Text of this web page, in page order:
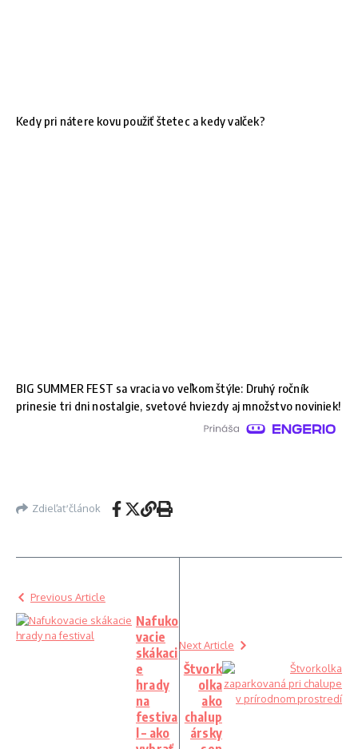
Kedy pri nátere kovu použiť štetec a kedy valček?
BIG SUMMER FEST sa vracia vo veľkom štýle: Druhý ročník
prinesie tri dni nostalgie, svetové hviezdy aj množstvo noviniek!
Zdieľať článok
Previous Article
Nafuko
vacie
skákaci
e
hrady
na
festiva
l – ako
Next Article
Štvork
olka
ako
chalup
ársky